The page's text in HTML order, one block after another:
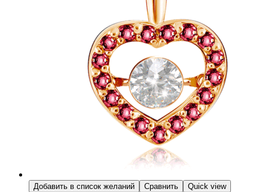
Добавить в список желаний Сравнить Quick view